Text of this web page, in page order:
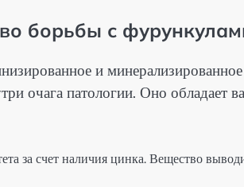
борьбы с
и минерализированное
очага патологии. Оно
за счет наличия цинка. Вещество